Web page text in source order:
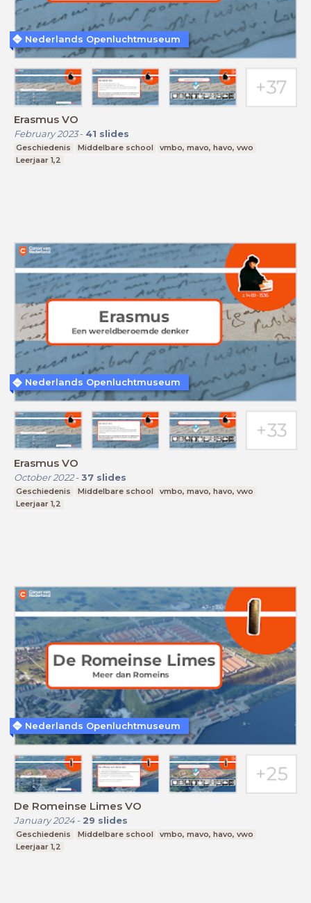
Erasmus VO
February 2023- 41 slides
Geschiedenis Middelbare school
vmbo, mavo, havo, vwo
Leerjaar 1,2
Nederlands Openluchtmuseum
Erasmus VO
October 2022- 37 slides
Geschiedenis Middelbare school
vmbo, mavo, havo, vwo
Leerjaar 1,2
Nederlands Openluchtmuseum
De Romeinse Limes VO
January 2024- 29 slides
Geschiedenis Middelbare school
vmbo, mavo, havo, vwo
Leerjaar 1,2
Nederlands Openluchtmuseum